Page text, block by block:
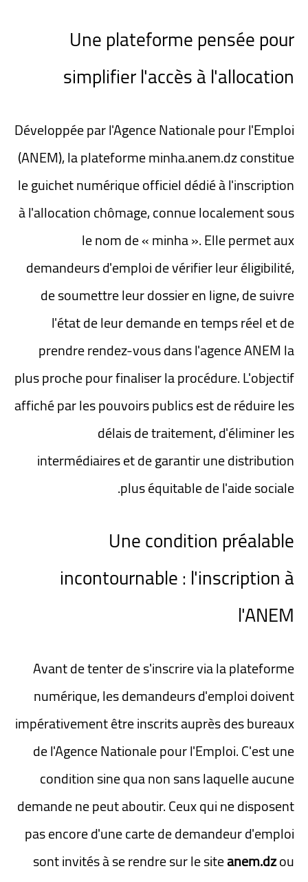
Une plateforme pensée pour
simplifier l'accès à l'allocation
Développée par l'Agence Nationale pour l'Emploi
(ANEM), la plateforme minha.anem.dz constitue
le guichet numérique officiel dédié à l'inscription
à l'allocation chômage, connue localement sous
le nom de « minha ». Elle permet aux
demandeurs d'emploi de vérifier leur éligibilité,
de soumettre leur dossier en ligne, de suivre
l'état de leur demande en temps réel et de
prendre rendez-vous dans l'agence ANEM la
plus proche pour finaliser la procédure. L'objectif
affiché par les pouvoirs publics est de réduire les
délais de traitement, d'éliminer les
intermédiaires et de garantir une distribution
plus équitable de l'aide sociale.
Une condition préalable
incontournable : l'inscription à
l'ANEM
Avant de tenter de s'inscrire via la plateforme
numérique, les demandeurs d'emploi doivent
impérativement être inscrits auprès des bureaux
de l'Agence Nationale pour l'Emploi. C'est une
condition sine qua non sans laquelle aucune
demande ne peut aboutir. Ceux qui ne disposent
pas encore d'une carte de demandeur d'emploi
sont invités à se rendre sur le siteanem.dzou